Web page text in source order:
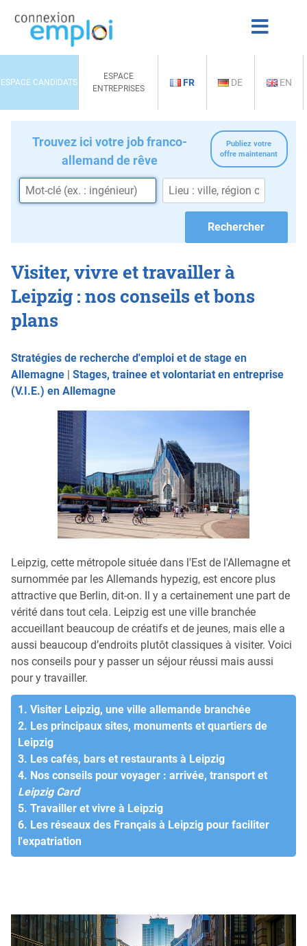
ESPACE CANDIDATS
ESPACE
ENTREPRISES
FR DE EN
Publiez votre
offre maintenant
Trouvez ici votre job franco-
allemand de rêve
Visiter, vivre et travailler à
Leipzig : nos conseils et bons
plans
Stratégies de recherche d'emploi et de stage en
Allemagne | Stages, trainee et volontariat en entreprise
(V.I.E.) en Allemagne
Leipzig, cette métropole située dans l'Est de l'Allemagne et
surnommée par les Allemands hypezig, est encore plus
attractive que Berlin, dit-on. Il y a certainement une part de
vérité dans tout cela. Leipzig est une ville branchée
accueillant beaucoup de créatifs et de jeunes, mais elle a
aussi beaucoup d’endroits plutôt classiques à visiter. Voici
nos conseils pour y passer un séjour réussi mais aussi
pour y travailler.
1. Visiter Leipzig, une ville allemande branchée
2. Les principaux sites, monuments et quartiers de
Leipzig
3. Les cafés, bars et restaurants à Leipzig
4. Nos conseils pour voyager : arrivée, transport et
Leipzig Card
5. Travailler et vivre à Leipzig
6. Les réseaux des Français à Leipzig pour faciliter
l'expatriation